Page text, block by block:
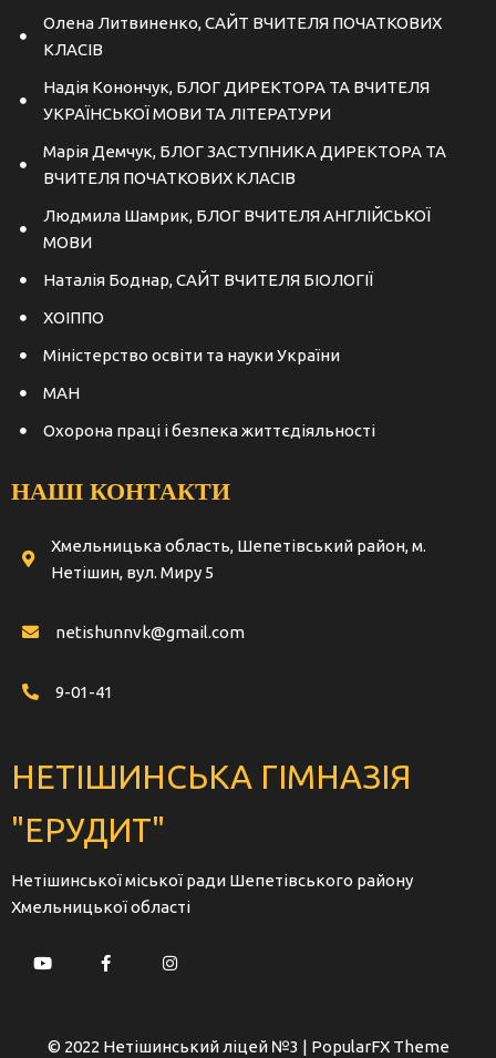
Олена Литвиненко, САЙТ ВЧИТЕЛЯ ПОЧАТКОВИХ
КЛАСІВ
Надія Конончук, БЛОГ ДИРЕКТОРА ТА ВЧИТЕЛЯ
УКРАЇНСЬКОЇ МОВИ ТА ЛІТЕРАТУРИ
Марія Демчук, БЛОГ ЗАСТУПНИКА ДИРЕКТОРА ТА
ВЧИТЕЛЯ ПОЧАТКОВИХ КЛАСІВ
Людмила Шамрик, БЛОГ ВЧИТЕЛЯ АНГЛІЙСЬКОЇ
МОВИ
Наталія Боднар, САЙТ ВЧИТЕЛЯ БІОЛОГІЇ
ХОІППО
Міністерство освіти та науки України
МАН
Охорона праці і безпека життєдіяльності
НАШІ КОНТАКТИ
Хмельницька область, Шепетівський район, м.
Нетішин, вул. Миру 5
netishunnvk@gmail.com
9-01-41
НЕТІШИНСЬКА ГІМНАЗІЯ
"ЕРУДИТ"
Нетішинської міської ради Шепетівського району
Хмельницької області
© 2022 Нетішинський ліцей №3 | PopularFX Theme